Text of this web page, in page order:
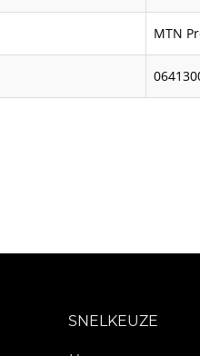
MTN
SNELKEUZE